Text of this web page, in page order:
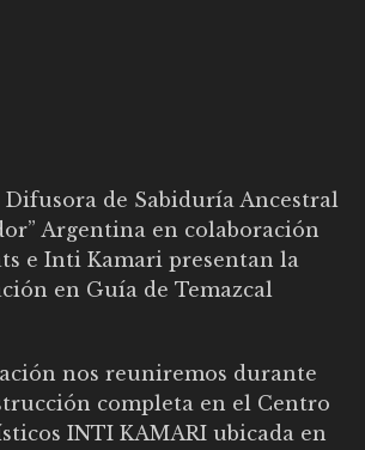
de Sabiduría Ancestral
Argentina en colaboración
e Inti Kamari presentan la
en Guía de Temazcal
nos reuniremos durante
completa en el Centro
INTI KAMARI ubicada en